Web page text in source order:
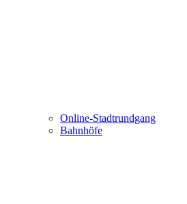
Online-Stadtrundgang
Bahnhöfe